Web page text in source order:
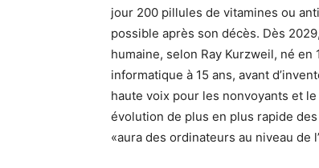
jour 200 pillules de vitamines ou
possible après son décès. Dès
humaine, selon Ray Kurzweil, né
informatique à 15 ans, avant
haute voix pour les nonvoyants et
évolution de plus en plus rapide
«aura des ordinateurs au niveau de